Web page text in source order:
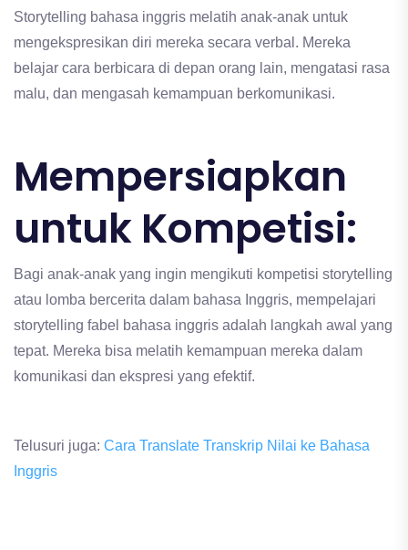
Storytelling bahasa inggris melatih anak-anak untuk
mengekspresikan diri mereka secara verbal. Mereka
belajar cara berbicara di depan orang lain, mengatasi rasa
malu, dan mengasah kemampuan berkomunikasi.
Mempersiapkan
untuk Kompetisi:
Bagi anak-anak yang ingin mengikuti kompetisi storytelling
atau lomba bercerita dalam bahasa Inggris, mempelajari
storytelling fabel bahasa inggris adalah langkah awal yang
tepat. Mereka bisa melatih kemampuan mereka dalam
komunikasi dan ekspresi yang efektif.
Telusuri juga: Cara Translate Transkrip Nilai ke Bahasa
Inggris